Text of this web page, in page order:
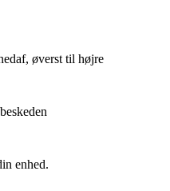
øverst til højre
enhed.